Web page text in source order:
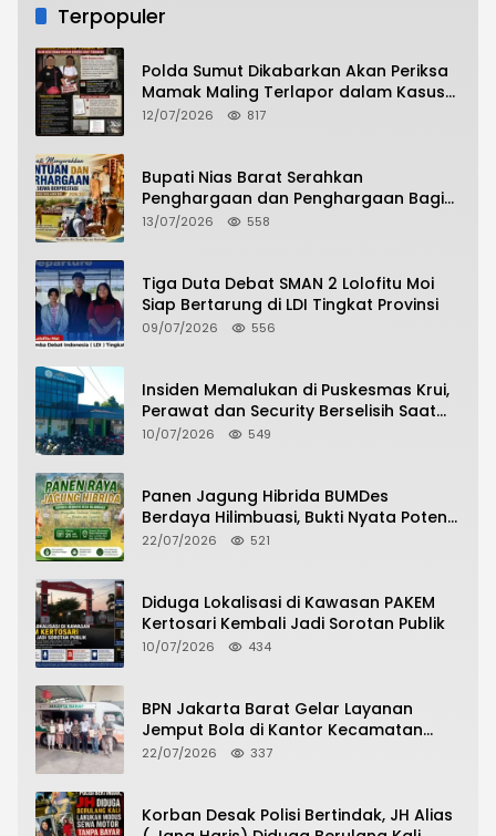
Terpopuler
Polda Sumut Dikabarkan Akan Periksa
Mamak Maling Terlapor dalam Kasus
Dugaan Penipuan Bermodus Surat
12/07/2026 817
Bupati Nias Barat Serahkan
Penghargaan dan Penghargaan Bagi
Siswa Berprestasi Pada Pembukaan TA
13/07/2026 558
Tiga Duta Debat SMAN 2 Lolofitu Moi
Siap Bertarung di LDI Tingkat Provinsi
09/07/2026 556
Insiden Memalukan di Puskesmas Krui,
Perawat dan Security Berselisih Saat
Pelayanan Pasien Berlangsung
10/07/2026 549
Panen Jagung Hibrida BUMDes
Berdaya Hilimbuasi, Bukti Nyata Potensi
Pertanian Desa
22/07/2026 521
Diduga Lokalisasi di Kawasan PAKEM
Kertosari Kembali Jadi Sorotan Publik
10/07/2026 434
BPN Jakarta Barat Gelar Layanan
Jemput Bola di Kantor Kecamatan
Grogol Petamburan, Warga Antusias
22/07/2026 337
Korban Desak Polisi Bertindak, JH Alias